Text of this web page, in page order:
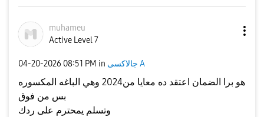
muhameu
Active Level 7
‎04-20-2026 08:51 PM in جالاكسى A
هو برا الضمان اعتقد ده معايا من2024 وهي الباغه المكسوره
بس من فوق
وتسلم يمحترم على ردك